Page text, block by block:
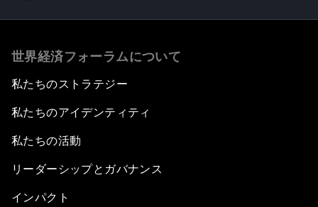
世界経済フォーラムについて
私たちのストラテジー
私たちのアイデンティティ
私たちの活動
リーダーシップとガバナンス
インパクト